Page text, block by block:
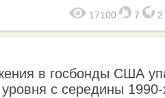
17100 7 2
в госбонды США
уровня с середины 1990-